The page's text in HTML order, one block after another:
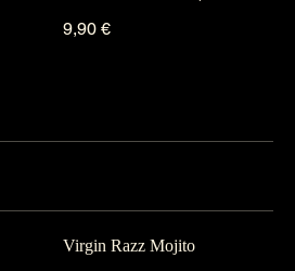
9,90 €
Virgin Razz Mojito